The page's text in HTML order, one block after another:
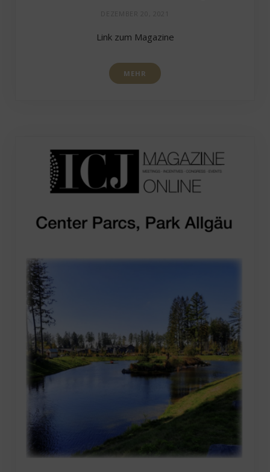
Link zum Magazine
MEHR